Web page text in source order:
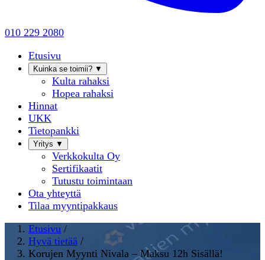
010 229 2080
Etusivu
Kuinka se toimii? ▼
Kulta rahaksi
Hopea rahaksi
Hinnat
UKK
Tietopankki
Yritys ▼
Verkkokulta Oy
Sertifikaatit
Tutustu toimintaan
Ota yhteyttä
Tilaa myyntipakkaus
Etusivu /
Hyvä tietää /
Korujen Myynti Nivala – Maksu 12h Sisällä!